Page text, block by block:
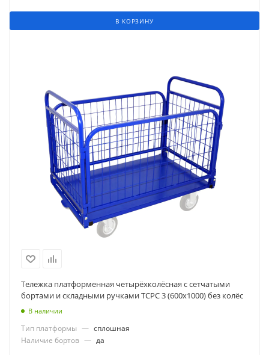
В КОРЗИНУ
Тележка платформенная четырёхколёсная с сетчатыми
бортами и складными ручками ТСРС 3 (600х1000) без колёс
В наличии
Тип платформы — сплошная
Наличие бортов — да